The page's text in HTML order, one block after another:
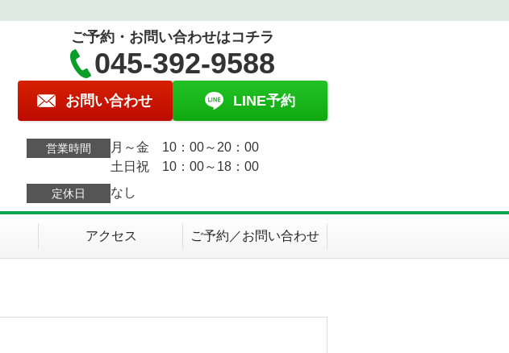
ご予約・お問い合わせはコチラ
045-392-9588
お問い合わせ LINE予約
営業時間
月～金 10：00～20：00
土日祝 10：00～18：00
定休日 なし
アクセス ご予約／お問い合わせ